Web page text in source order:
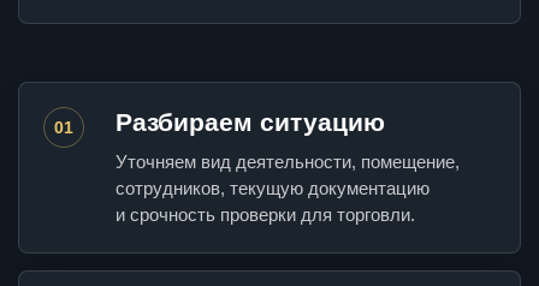
01 Разбираем ситуацию
Уточняем вид деятельности, помещение,
сотрудников, текущую документацию
и срочность проверки для торговли.